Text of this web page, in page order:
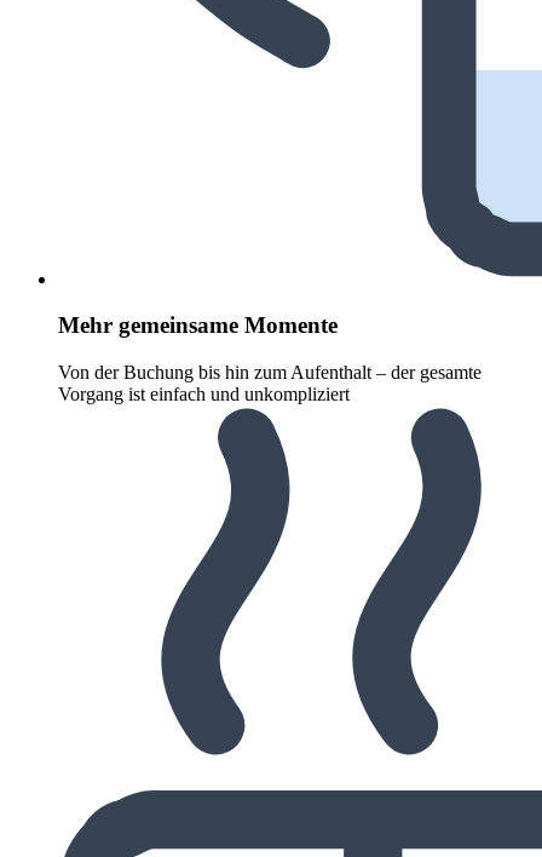
Mehr gemeinsame Momente
Von der Buchung bis hin zum Aufenthalt – der gesamte
Vorgang ist einfach und unkompliziert